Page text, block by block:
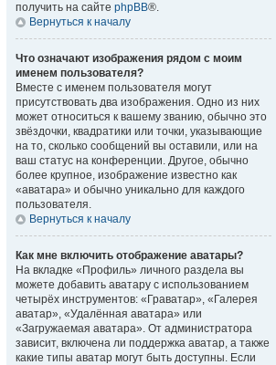
получить на сайте phpBB®.
Вернуться к началу
Что означают изображения рядом с моим
именем пользователя?
Вместе с именем пользователя могут
присутствовать два изображения. Одно из них
может относиться к вашему званию, обычно это
звёздочки, квадратики или точки, указывающие
на то, сколько сообщений вы оставили, или на
ваш статус на конференции. Другое, обычно
более крупное, изображение известно как
«аватара» и обычно уникально для каждого
пользователя.
Вернуться к началу
Как мне включить отображение аватары?
На вкладке «Профиль» личного раздела вы
можете добавить аватару с использованием
четырёх инструментов: «Граватар», «Галерея
аватар», «Удалённая аватара» или
«Загружаемая аватара». От администратора
зависит, включена ли поддержка аватар, а также
какие типы аватар могут быть доступны. Если